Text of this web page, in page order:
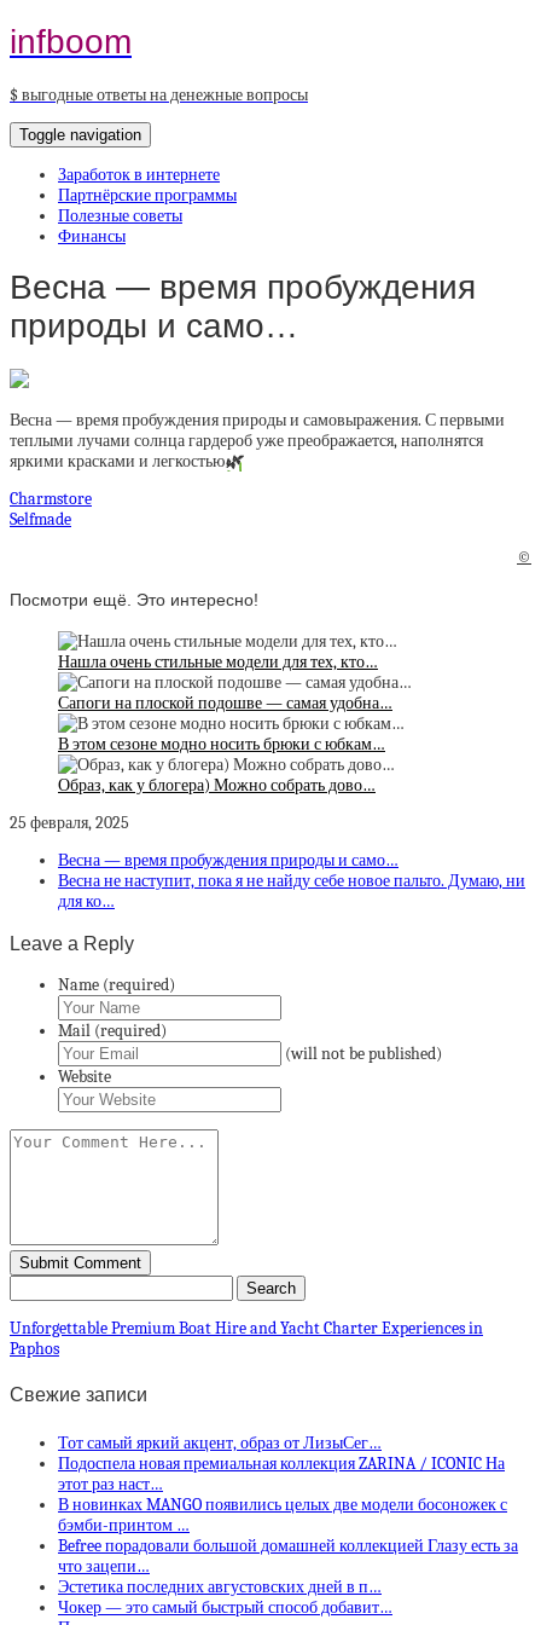
infboom
$ выгодные ответы на денежные вопросы
Toggle navigation
Заработок в интернете
Партнёрские программы
Полезные советы
Финансы
Весна — время пробуждения
природы и само…
Весна — время пробуждения природы и самовыражения. С первыми
теплыми лучами солнца гардероб уже преображается, наполнятся
яркими красками и легкостью🌿
Charmstore
Selfmade
©
Посмотри ещё. Это интересно!
Нашла очень стильные модели для тех, кто…
Сапоги на плоской подошве — самая удобна…
В этом сезоне модно носить брюки с юбкам…
Образ, как у блогера) Можно собрать дово…
25 февраля, 2025
Весна — время пробуждения природы и само…
Весна не наступит, пока я не найду себе новое пальто. Думаю, ни
для ко…
Leave a Reply
Name (required)
Mail (required)
(will not be published)
Website
Unforgettable Premium Boat Hire and Yacht Charter Experiences in
Paphos
Свежие записи
Тот самый яркий акцент, образ от ЛизыСег…
Подоспела новая премиальная коллекция ZARINA / ICONIC На
этот раз наст…
В новинках MANGO появились целых две модели босоножек с
бэмби-принтом …
Befree порадовали большой домашней коллекцией Глазу есть за
что зацепи…
Эстетика последних августовских дней в п…
Чокер — это самый быстрый способ добавит…